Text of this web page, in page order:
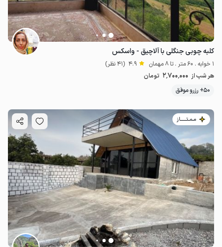
کلبه چوبی جنگلی با آلاچیق - واسکس
1 خوابه . 60 متر . تا 8 مهمان 4.9 (41 نظر)
هر شب از 2٬700٬000 تومان
50+ رزرو موفق
مـمـتــــــاز